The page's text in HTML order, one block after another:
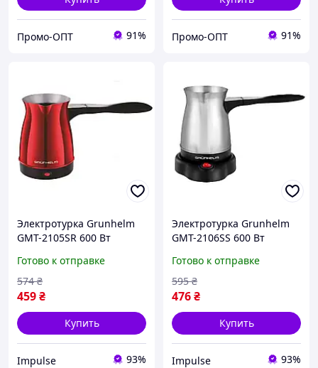
Промо-ОПТ 91% Промо-ОПТ 91%
Электротурка Grunhelm
GMT-2105SR 600 Вт
Готово к отправке
459₴
574 ₴
Купить
Impulse 93%
Электротурка Grunhelm
GMT-2106SS 600 Вт
Готово к отправке
476₴
595 ₴
Купить
Impulse 93%